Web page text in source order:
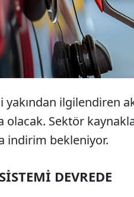
yakından ilgilendiren
olacak. Sektör
indirim bekleniyor.
DEVREDE